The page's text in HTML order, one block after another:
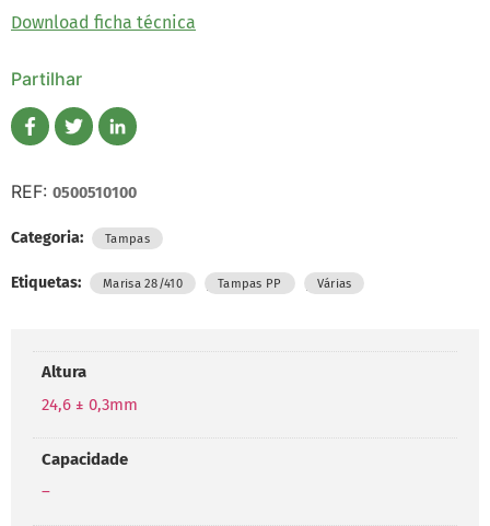
Download ficha técnica
Partilhar
REF: 0500510100
Categoria: Tampas
Etiquetas: Marisa 28/410 , Tampas PP , Várias
Altura
24,6 ± 0,3mm
Capacidade
–